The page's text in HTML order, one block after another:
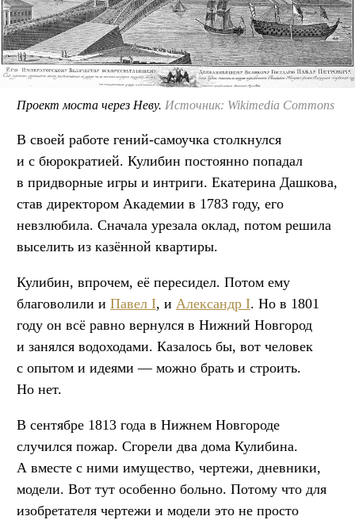
Проект моста через Неву. Источник: Wikimedia Commons
В своей работе гений-самоучка столкнулся
и с бюрократией. Кулибин постоянно попадал
в придворные игры и интриги. Екатерина Дашкова,
став директором Академии в 1783 году, его
невзлюбила. Сначала урезала оклад, потом решила
выселить из казённой квартиры.
Кулибин, впрочем, её пересидел. Потом ему
благоволили и Павел I, и Александр I. Но в 1801
году он всё равно вернулся в Нижний Новгород
и занялся водоходами. Казалось бы, вот человек
с опытом и идеями — можно брать и строить.
Но нет.
В сентябре 1813 года в Нижнем Новгороде
случился пожар. Сгорели два дома Кулибина.
А вместе с ними имущество, чертежи, дневники,
модели. Вот тут особенно больно. Потому что для
изобретателя чертежи и модели это не просто